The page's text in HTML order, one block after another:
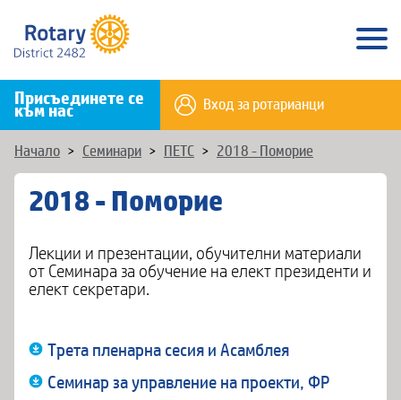
Присъединете се
към нас Вход за ротарианци
Начало > Семинари > ПЕТС > 2018 - Поморие
2018 - Поморие
Лекции и презентации, обучителни материали
от Семинара за обучение на елект президенти и
елект секретари.
Трета пленарна сесия и Асамблея
Семинар за управление на проекти, ФР